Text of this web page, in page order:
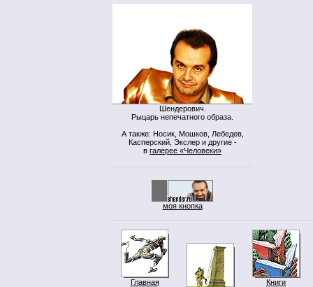
Шендерович.
Рыцарь непечатного образа.
А также: Носик, Мошков, Лебедев,
Касперский, Экслер и другие -
в галерее «Человеки»
моя кнопка
Главная
Книги